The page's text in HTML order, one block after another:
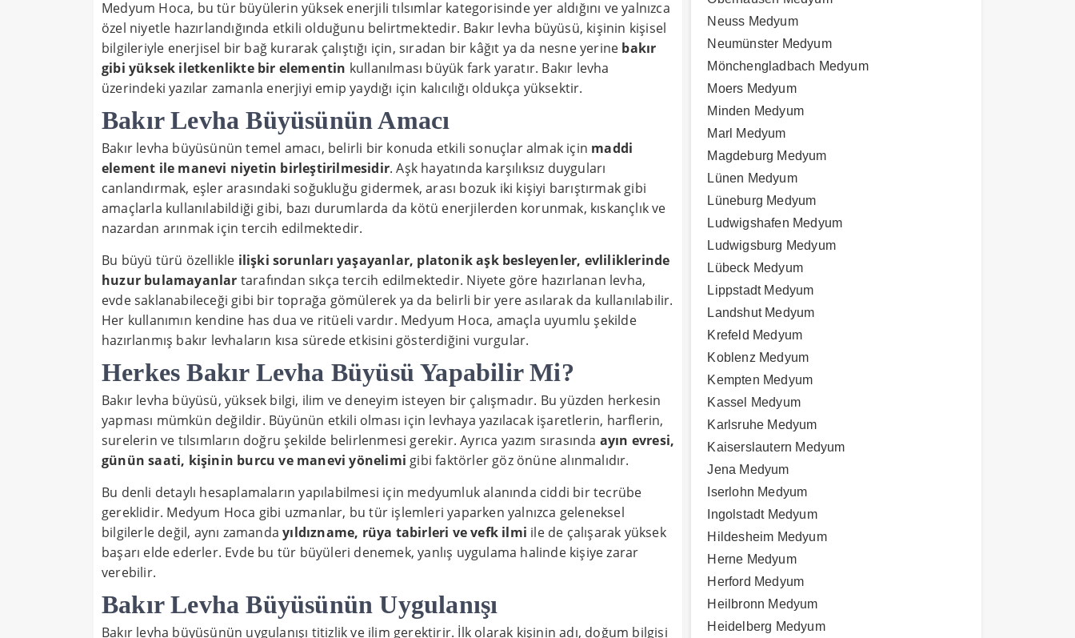
Medyum Hoca, bu tür büyülerin yüksek enerjili tılsımlar kategorisinde yer aldığını ve yalnızca
özel niyetle hazırlandığında etkili olduğunu belirtmektedir. Bakır levha büyüsü, kişinin kişisel
bilgileriyle enerjisel bir bağ kurarak çalıştığı için, sıradan bir kâğıt ya da nesne yerine bakır
gibi yüksek iletkenlikte bir elementin kullanılması büyük fark yaratır. Bakır levha
üzerindeki yazılar zamanla enerjiyi emip yaydığı için kalıcılığı oldukça yüksektir.
Bakır Levha Büyüsünün Amacı
Bakır levha büyüsünün temel amacı, belirli bir konuda etkili sonuçlar almak için maddi
element ile manevi niyetin birleştirilmesidir. Aşk hayatında karşılıksız duyguları
canlandırmak, eşler arasındaki soğukluğu gidermek, arası bozuk iki kişiyi barıştırmak gibi
amaçlarla kullanılabildiği gibi, bazı durumlarda da kötü enerjilerden korunmak, kıskançlık ve
nazardan arınmak için tercih edilmektedir.
Bu büyü türü özellikle ilişki sorunları yaşayanlar, platonik aşk besleyenler, evliliklerinde
huzur bulamayanlar tarafından sıkça tercih edilmektedir. Niyete göre hazırlanan levha,
evde saklanabileceği gibi bir toprağa gömülerek ya da belirli bir yere asılarak da kullanılabilir.
Her kullanımın kendine has dua ve ritüeli vardır. Medyum Hoca, amaçla uyumlu şekilde
hazırlanmış bakır levhaların kısa sürede etkisini gösterdiğini vurgular.
Herkes Bakır Levha Büyüsü Yapabilir Mi?
Bakır levha büyüsü, yüksek bilgi, ilim ve deneyim isteyen bir çalışmadır. Bu yüzden herkesin
yapması mümkün değildir. Büyünün etkili olması için levhaya yazılacak işaretlerin, harflerin,
surelerin ve tılsımların doğru şekilde belirlenmesi gerekir. Ayrıca yazım sırasında ayın evresi,
günün saati, kişinin burcu ve manevi yönelimi gibi faktörler göz önüne alınmalıdır.
Bu denli detaylı hesaplamaların yapılabilmesi için medyumluk alanında ciddi bir tecrübe
gereklidir. Medyum Hoca gibi uzmanlar, bu tür işlemleri yaparken yalnızca geleneksel
bilgilerle değil, aynı zamandayıldızname, rüya tabirleri ve vefk ilmi ile de çalışarak yüksek
başarı elde ederler. Evde bu tür büyüleri denemek, yanlış uygulama halinde kişiye zarar
verebilir.
Bakır Levha Büyüsünün Uygulanışı
Bakır levha büyüsünün uygulanışı titizlik ve ilim gerektirir. İlk olarak kişinin adı, doğum bilgisi
Neuss Medyum
Neumünster Medyum
Mönchengladbach Medyum
Moers Medyum
Minden Medyum
Marl Medyum
Magdeburg Medyum
Lünen Medyum
Lüneburg Medyum
Ludwigshafen Medyum
Ludwigsburg Medyum
Lübeck Medyum
Lippstadt Medyum
Landshut Medyum
Krefeld Medyum
Koblenz Medyum
Kempten Medyum
Kassel Medyum
Karlsruhe Medyum
Kaiserslautern Medyum
Jena Medyum
Iserlohn Medyum
Ingolstadt Medyum
Hildesheim Medyum
Herne Medyum
Herford Medyum
Heilbronn Medyum
Heidelberg Medyum